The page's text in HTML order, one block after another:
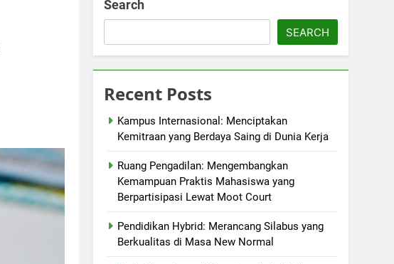
Search
SEARCH
Recent Posts
Kampus Internasional: Menciptakan
Kemitraan yang Berdaya Saing di Dunia Kerja
Ruang Pengadilan: Mengembangkan
Kemampuan Praktis Mahasiswa yang
Berpartisipasi Lewat Moot Court
Pendidikan Hybrid: Merancang Silabus yang
Berkualitas di Masa New Normal